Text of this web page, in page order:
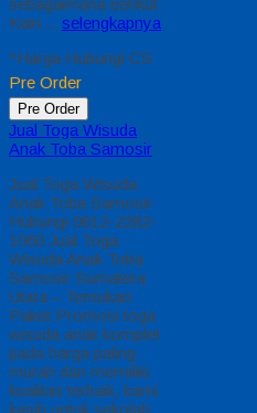
kasih untuk sekolah
TK, PAUD , SD Kami
penawaran Special
semua level
Pengajaran Anak
Umur Dasar dengan
Fitur Produk
sebagaimana berikut :
*Harga Hubungi CS
Pre Order
Pre Order
Jual Toga Wisuda
Anak Situbondo
Jual Toga Wisuda
Anak Situbondo
Hubungi 0812-2282-
1060 Jual Toga